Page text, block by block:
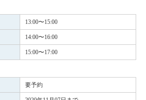
13:00〜15:00
14:00〜16:00
15:00〜17:00
要予約